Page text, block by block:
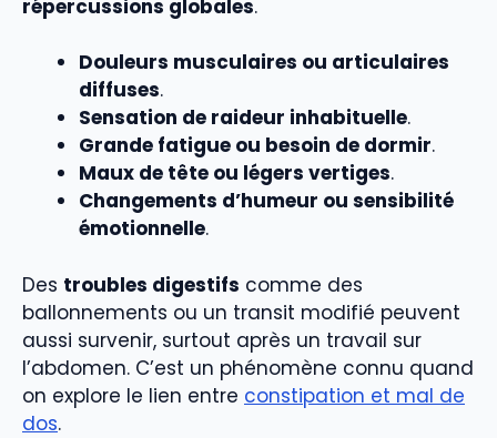
répercussions globales.
Douleurs musculaires ou articulaires
diffuses.
Sensation de raideur inhabituelle.
Grande fatigue ou besoin de dormir.
Maux de tête ou légers vertiges.
Changements d’humeur ou sensibilité
émotionnelle.
Des troubles digestifs comme des
ballonnements ou un transit modifié peuvent
aussi survenir, surtout après un travail sur
l’abdomen. C’est un phénomène connu quand
on explore le lien entre constipation et mal de
dos.